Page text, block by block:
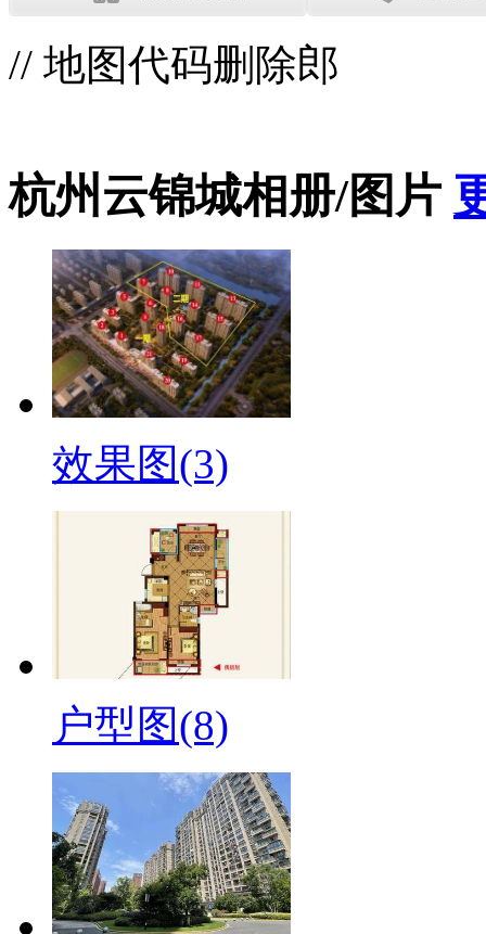
// 地图代码删除郎
杭州云锦城相册/图片
效果图(3)
户型图(8)